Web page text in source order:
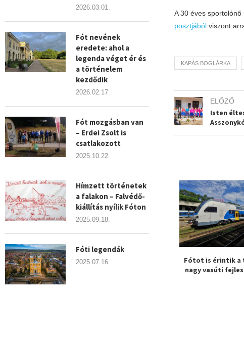
A 30 éves
posztjábólviszont
KAPÁS BOGLÁRKA
ELŐZŐ
Isten
Közösségi
indul Fóton
Elfogadták a Fót Város 2036.
Fótot is érintik a
nagy vasúti
2026.03.01.
Fót nevének
eredete: ahol a
legenda véget ér és
a történelem
kezdődik
2026.02.17.
Fót mozgásban van
– Erdei Zsolt is
csatlakozott
2025.10.22.
Hímzett történetek
a falakon – Falvédő-
kiállítás nyílik Fóton
2025.09.18.
Fóti legendák
2025.07.16.